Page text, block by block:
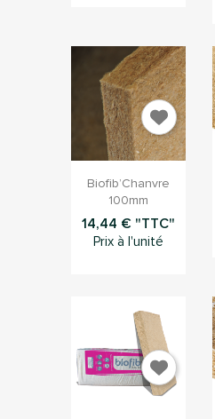
Aperçu rapide
Biofib’Chanvre
100mm
14,44 € "TTC"
Prix à l'unité